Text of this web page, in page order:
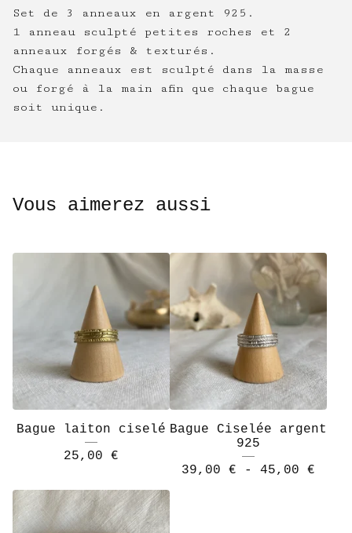
Set de 3 anneaux en argent 925.
1 anneau sculpté petites roches et 2
anneaux forgés & texturés.
Chaque anneaux est sculpté dans la masse
ou forgé à la main afin que chaque bague
soit unique.
Vous aimerez aussi
Bague laiton ciselé
25,00 €
Bague Ciselée argent
925
39,00 € - 45,00 €